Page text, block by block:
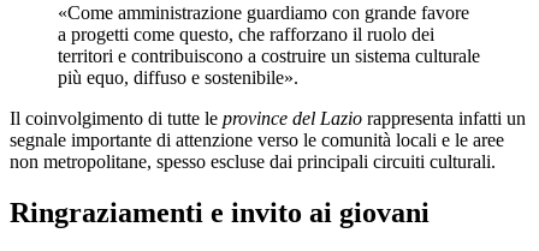
«Come amministrazione guardiamo con grande favore
a progetti come questo, che rafforzano il ruolo dei
territori e contribuiscono a costruire un sistema culturale
più equo, diffuso e sostenibile».
Il coinvolgimento di tutte le province del Lazio rappresenta infatti un
segnale importante di attenzione verso le comunità locali e le aree
non metropolitane, spesso escluse dai principali circuiti culturali.
Ringraziamenti e invito ai giovani